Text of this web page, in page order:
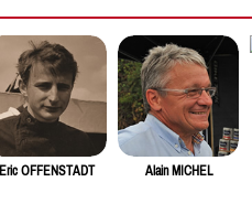
Eric OFFENSTADT Alain MICHEL